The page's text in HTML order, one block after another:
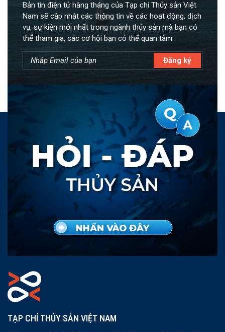
Bản tin điện tử hàng tháng của Tạp chí Thủy sản Việt
Nam sẽ cập nhật các thông tin về các hoạt động, dịch
vụ, sự kiện mới nhất trong ngành thủy sản mà bạn có
thể tham gia, các cơ hội bạn có thể quan tâm.
TẠP CHÍ THỦY SẢN VIỆT NAM